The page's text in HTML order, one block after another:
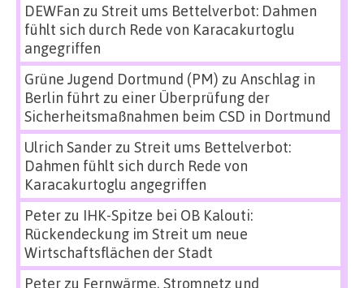
DEWFan zu Streit ums Bettelverbot: Dahmen
fühlt sich durch Rede von Karacakurtoglu
angegriffen
Grüne Jugend Dortmund (PM) zu Anschlag in
Berlin führt zu einer Überprüfung der
Sicherheitsmaßnahmen beim CSD in Dortmund
Ulrich Sanderzu Streit ums Bettelverbot:
Dahmen fühlt sich durch Rede von
Karacakurtoglu angegriffen
Peterzu IHK-Spitze bei OB Kalouti:
Rückendeckung im Streit um neue
Wirtschaftsflächen der Stadt
Peterzu Fernwärme, Stromnetz und